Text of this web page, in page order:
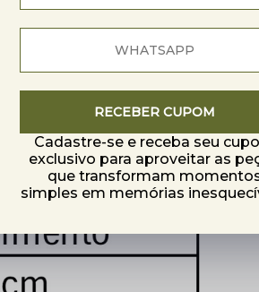
Cadastre-se e receba seu
exclusivo para aproveitar as
que transformam
simples em memórias
RECEBER CUPOM